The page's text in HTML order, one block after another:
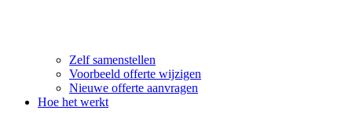
Zelf samenstellen
Voorbeeld offerte wijzigen
Nieuwe offerte aanvragen
Hoe het werkt